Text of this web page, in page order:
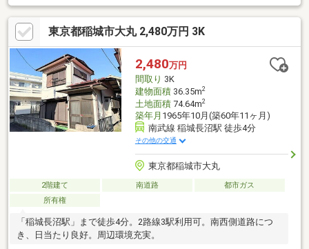
東京都稲城市大丸 2,480万円 3K
2,480万円
間取り 3K
建物面積36.35m2
土地面積74.64m2
築年月 1965年10月(築60年11ヶ月)
南武線 稲城長沼駅 徒歩4分
その他の交通
東京都稲城市大丸
2階建て 南道路
都市ガス
所有権
「稲城長沼駅」まで徒歩4分。2路線3駅利用可。南西側道路につ
き、日当たり良好。周辺環境充実。